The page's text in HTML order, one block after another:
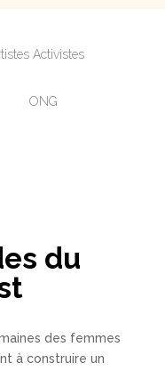
Activistes
ONG
du
des femmes
à construire un